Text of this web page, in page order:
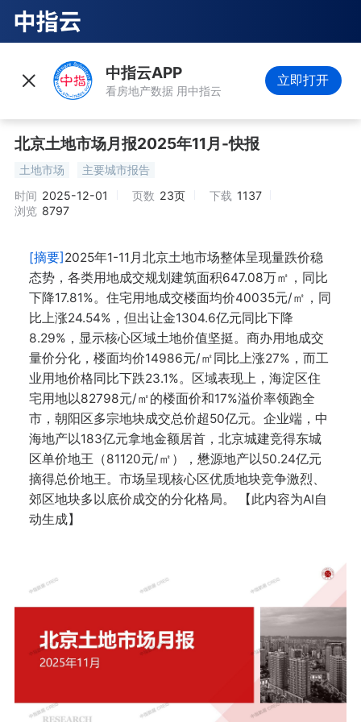
中指云APP
看房地产数据 用中指云
立即打开
北京土地市场月报2025年11月-快报
土地市场
主要城市报告
时间 2025-12-01 页数 23页 下载 1137
浏览 8797
[摘要]2025年1-11月北京土地市场整体呈现量跌价稳
态势，各类用地成交规划建筑面积647.08万㎡，同比
下降17.81%。住宅用地成交楼面均价40035元/㎡，同
比上涨24.54%，但出让金1304.6亿元同比下降
8.29%，显示核心区域土地价值坚挺。商办用地成交
量价分化，楼面均价14986元/㎡同比上涨27%，而工
业用地价格同比下跌23.1%。区域表现上，海淀区住
宅用地以82798元/㎡的楼面价和17%溢价率领跑全
市，朝阳区多宗地块成交总价超50亿元。企业端，中
海地产以183亿元拿地金额居首，北京城建竞得东城
区单价地王（81120元/㎡），懋源地产以50.24亿元
摘得总价地王。市场呈现核心区优质地块竞争激烈、
郊区地块多以底价成交的分化格局。 【此内容为AI自
动生成】